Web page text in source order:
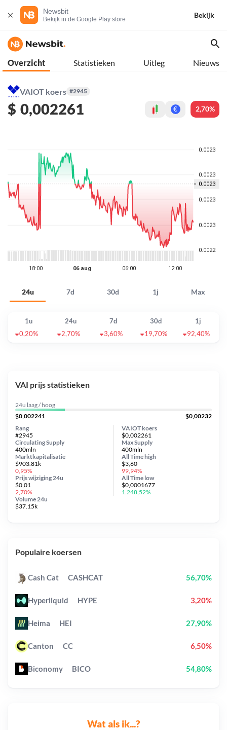
Newsbit
Bekijk in de Google Play store
Bekijk
Overzicht Statistieken Uitleg Nieuws
VAIOT koers #2945
$ 0,002261 € 2,70%
24u 7d 30d 1j Max
1u 24u 7d 30d
1j
0,20%
2,70% 3,60% 19,70% 92,40%
Wat als ik...?
VAI prijs statistieken
24u laag / hoog
$0,002241
$0,00232
VAIOT koers
$0,002261
Circulating Supply
400mln
Prijs wijziging 24u
$0,01
2,70%
Max Supply
400mln
Marktkapitalisatie
$903.81k
0,95%
Volume 24u
$37.15k
Rang
#2945
All Timehigh
$3,60
99,94%
All Time low
$0,0001677
1.248,52%
Populaire koersen
Cash Cat CASHCAT 56,70%
Hyperliquid HYPE 3,20%
Heima HEI 27,90%
Canton CC 6,50%
Biconomy BICO 54,80%